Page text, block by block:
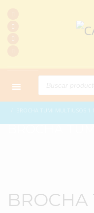
Products
BROCHA
BROCHA